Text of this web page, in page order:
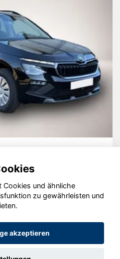
GmbH 2020 - 2026
Cookies und ähnliche
zu gewährleisten und
akzeptieren